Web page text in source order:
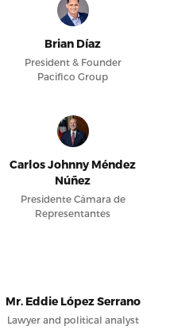
Brian Díaz
President & Founder
Pacifico Group
Carlos Johnny Méndez
Núñez
Presidente Cámara de
Representantes
Mr. Eddie López Serrano
Lawyer and political analyst